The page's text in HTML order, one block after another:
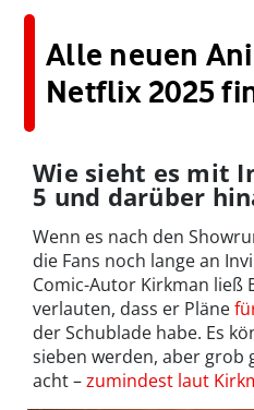
Alle neuen
Netflix 2025
Wie sieht es mit
5 und darüber
Wenn es nach den
die Fans noch lange an
Comic-Autor Kirkman ließ
verlauten, dass er Pläne
der Schublade habe. Es
sieben werden, aber grob
acht –zumindest laut